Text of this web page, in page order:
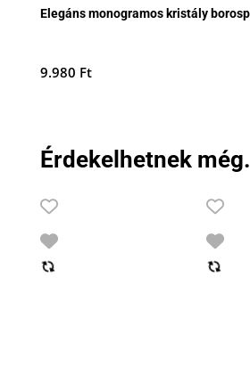
Elegáns monogramos kristály
9.980 Ft
Érdekelhetnek